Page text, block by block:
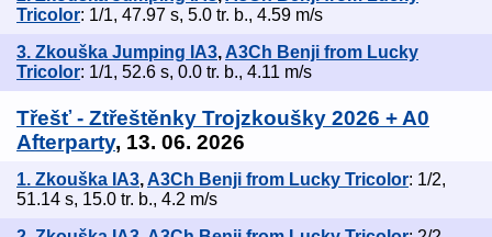
Tricolor: 1/1, 47.97 s, 5.0 tr. b., 4.59 m/s
3. Zkouška Jumping IA3, A3Ch Benji from Lucky
Tricolor: 1/1, 52.6 s, 0.0 tr. b., 4.11 m/s
Třešť - Ztřeštěnky Trojzkoušky 2026 + A0
Afterparty, 13. 06. 2026
1. Zkouška IA3,A3Ch Benji from Lucky Tricolor: 1/2,
51.14 s, 15.0 tr. b., 4.2 m/s